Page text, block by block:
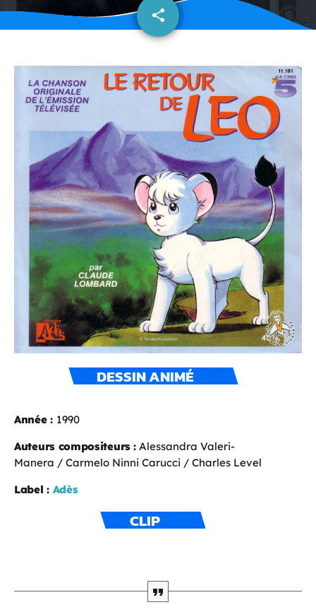
share
email
DESSIN ANIMÉ
Année : 1990
Auteurs compositeurs :Alessandra Valeri-
Manera / Carmelo Ninni Carucci / Charles Level
Label :Adès
CLIP